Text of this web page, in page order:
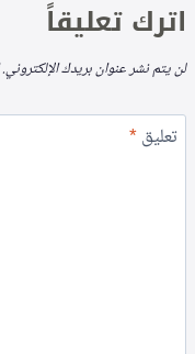
اترك تعليقاً
لن يتم نشر عنوان بريدك الإلكتروني.
تعليق*